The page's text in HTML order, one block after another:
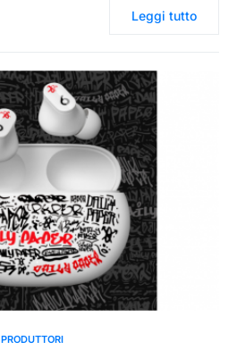
Leggi tutto
PRODUTTORI